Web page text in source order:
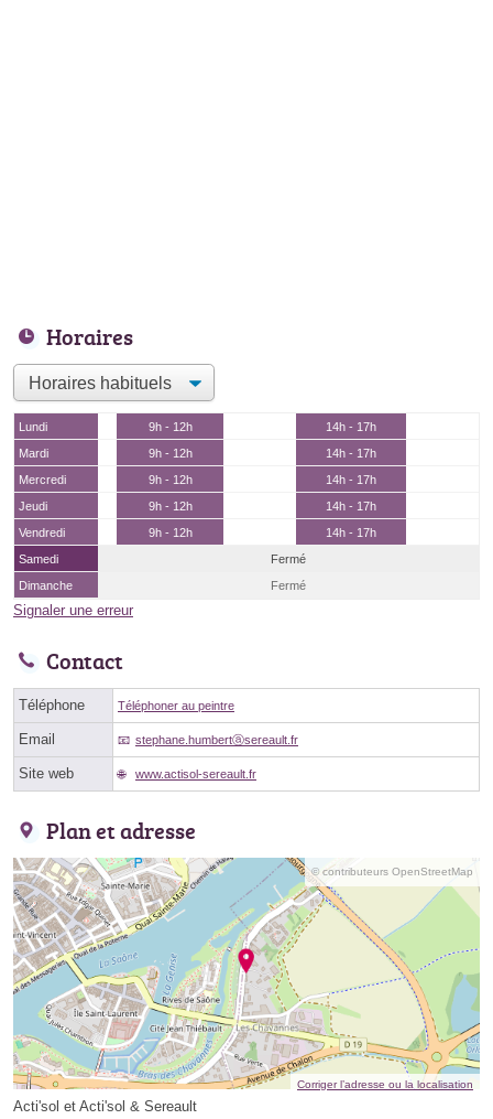
Horaires
Lundi 9h - 12h
14h - 17h
Mardi
9h - 12h
14h - 17h
Mercredi
9h - 12h
14h - 17h
Jeudi
9h - 12h
14h - 17h
Vendredi
9h - 12h
14h - 17h
Samedi
Fermé
Dimanche
Fermé
Signaler une erreur
Contact
Téléphone Téléphoner au peintre
Email stephane.humbertⓐsereault.fr
Site web www.actisol-sereault.fr
Plan et adresse
© contributeurs OpenStreetMap
Corriger l’adresse ou la localisation
Acti'sol et Acti'sol & Sereault